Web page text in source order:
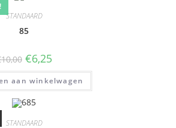
STANDAARD
85
10,00 €6,25
aan winkelwagen
STANDAARD